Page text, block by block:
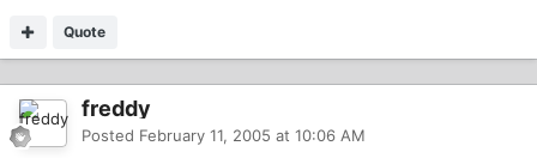
Quote
freddy
Posted February 11, 2005 at 10:06 AM